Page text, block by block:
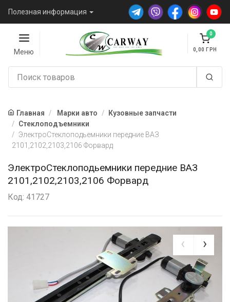
Полезная информация
Меню
0
0,00
Главная Марки авто
Кузовные запчасти
Стеклоподъемники
ЭлектроСтеклоподьемники передние ВАЗ
2101,2102,2103,2106 Форвард
ЭлектроСтеклоподьемники передние ВАЗ
2101,2102,2103,2106 Форвард
Код: 41727